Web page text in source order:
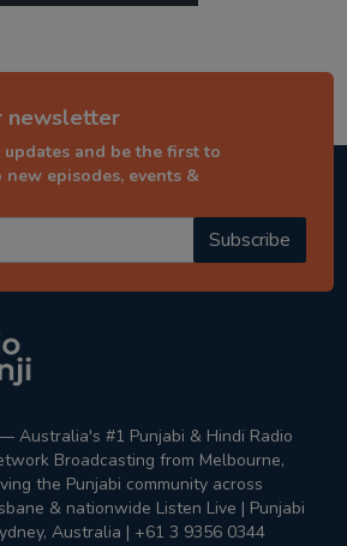
newsletter
and be the first to
new episodes, events &
Subscribe
Australia's #1 Punjabi & Hindi Radio
Broadcasting from Melbourne,
the Punjabi community across
& nationwide Listen Live | Punjabi
Australia | +61 3 9356 0344